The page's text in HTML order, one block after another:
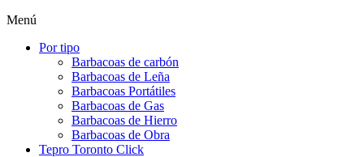
Menú
Por tipo
Barbacoas de carbón
Barbacoas de Leña
Barbacoas Portátiles
Barbacoas de Gas
Barbacoas de Hierro
Barbacoas de Obra
Tepro Toronto Click